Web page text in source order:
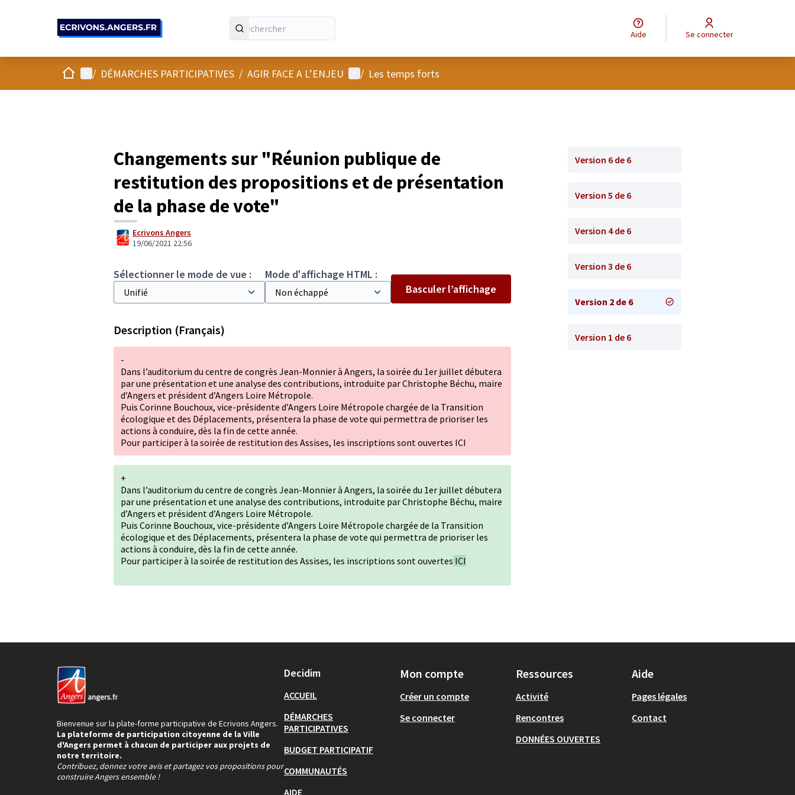
Aide Se connecter
AccueilMenu principal
/ DÉMARCHES PARTICIPATIVES / AGIR FACE A L’ENJEU Menu utilisateur
/ Les temps forts
Changements sur "Réunion publique de
restitution des propositions et de présentation
de la phase de vote"
Ecrivons Angers
19/06/2021 22:56
Sélectionner le mode de vue :
Mode d'affichage HTML :
Basculer l’affichage
Description (Français)
-
Dans l’auditorium du centre de congrès Jean-Monnier à Angers, la soirée du 1er juillet débutera
par une présentation et une analyse des contributions, introduite par Christophe Béchu, maire
d’Angers et président d’Angers Loire Métropole.
Puis Corinne Bouchoux, vice-présidente d’Angers Loire Métropole chargée de la Transition
écologique et des Déplacements, présentera la phase de vote qui permettra de prioriser les
actions à conduire, dès la fin de cette année.
Pour participer à la soirée de restitution des Assises, les inscriptions sont ouvertes ICI
+
Dans l’auditorium du centre de congrès Jean-Monnier à Angers, la soirée du 1er juillet débutera
par une présentation et une analyse des contributions, introduite par Christophe Béchu, maire
d’Angers et président d’Angers Loire Métropole.
Puis Corinne Bouchoux, vice-présidente d’Angers Loire Métropole chargée de la Transition
écologique et des Déplacements, présentera la phase de vote qui permettra de prioriser les
actions à conduire, dès la fin de cette année.
Pour participer à la soirée de restitution des Assises, les inscriptions sont ouvertes ICI
Version 6 de 6
Version 5 de 6
Version 4 de 6
Version 3 de 6
Version 2 de 6
Version 1 de 6
Bienvenue sur la plate-forme participative de Ecrivons Angers.
La plateforme de participation citoyenne de la Ville
d'Angers permet à chacun de participer aux projets de
notre territoire.
Contribuez, donnez votre avis et partagez vos propositions pour
construire Angers ensemble !
Decidim
ACCUEIL
DÉMARCHES
PARTICIPATIVES
BUDGET PARTICIPATIF
COMMUNAUTÉS
AIDE
Mon compte
Créer un compte
Se connecter
Ressources
Activité
Rencontres
DONNÉES OUVERTES
Aide
Pages légales
Contact